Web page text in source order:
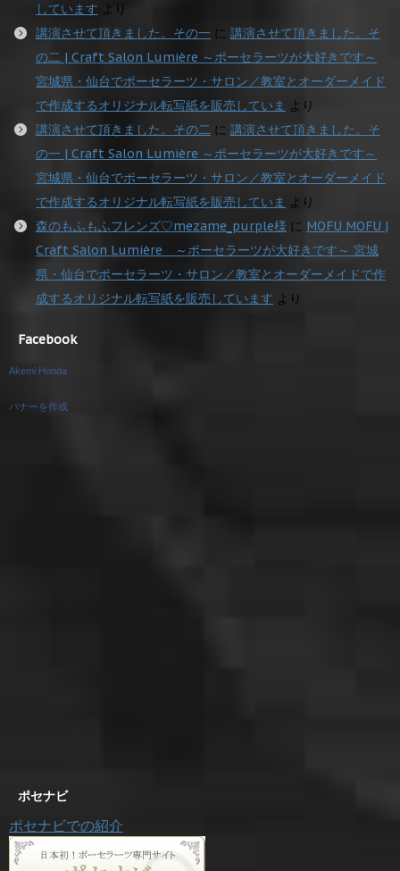
しています より
講演させて頂きました。その一 に 講演させて頂きました。そ
の二 | Craft Salon Lumière ～ポーセラーツが大好きです～
宮城県・仙台でポーセラーツ・サロン／教室とオーダーメイド
で作成するオリジナル転写紙を販売していま より
講演させて頂きました。その二 に 講演させて頂きました。そ
の一 | Craft Salon Lumière ～ポーセラーツが大好きです～
宮城県・仙台でポーセラーツ・サロン／教室とオーダーメイド
で作成するオリジナル転写紙を販売していま より
森のもふもふフレンズ♡mezame_purple様 に MOFU MOFU |
Craft Salon Lumière ～ポーセラーツが大好きです～ 宮城
県・仙台でポーセラーツ・サロン／教室とオーダーメイドで作
成するオリジナル転写紙を販売しています より
Facebook
Akemi Honda
バナーを作成
ポセナビ
ポセナビでの紹介